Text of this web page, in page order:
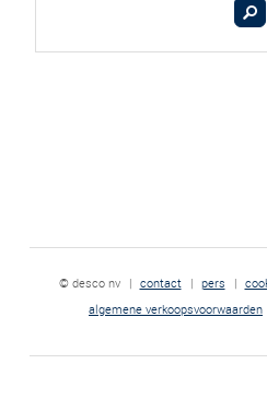
© desco nv | contact | pers |
algemene verkoopsvoorwaarden